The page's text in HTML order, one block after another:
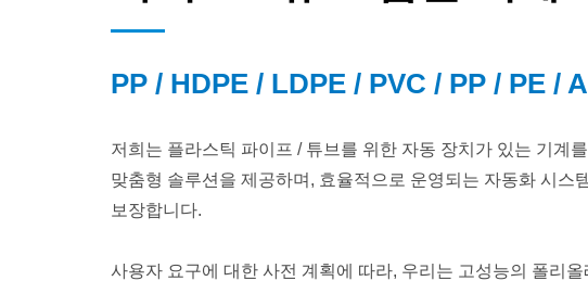
PP / HDPE / LDPE / PVC / PP / PE /
저희는 플라스틱 파이프 / 튜브를 위한 자동 장치가 있는 기계
맞춤형 솔루션을 제공하며, 효율적으로 운영되는 자동화 시
보장합니다.
사용자 요구에 대한 사전 계획에 따라, 우리는 고성능의 폴리